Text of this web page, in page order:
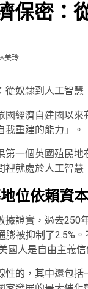
保密：
美玲
國經濟自建國以來
我重建的能力」。
第一個英國殖民
裡就處於人工智慧
位依賴資
據證實，過去250
膨被抑制了2.5%
國人是自由主義信
性的，其中還包括